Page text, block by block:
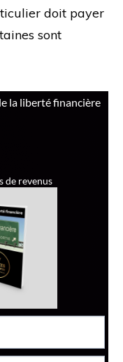
doit payer
sont